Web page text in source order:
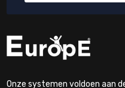
Onze systemen voldoen aan